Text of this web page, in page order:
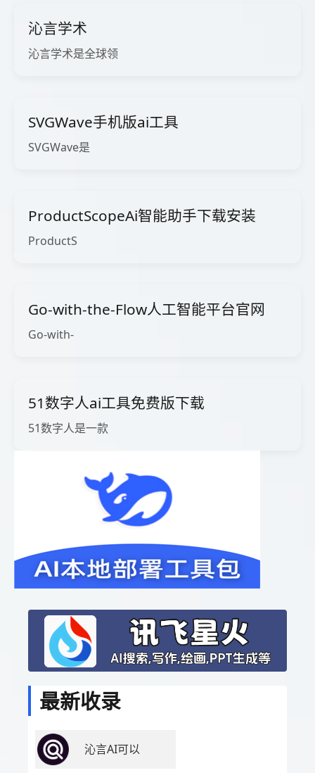
沁言学术
沁言学术是全球领
SVGWave手机版ai工具
SVGWave是
ProductScopeAi智能助手下载安装
ProductS
Go-with-the-Flow人工智能平台官网
Go-with-
51数字人ai工具免费版下载
51数字人是一款
最新收录
沁言AI可以